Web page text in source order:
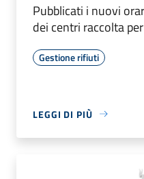
Pubblicati i nuovi
dei centri raccolta
Gestione rifiuti
LEGGI DI PIÙ